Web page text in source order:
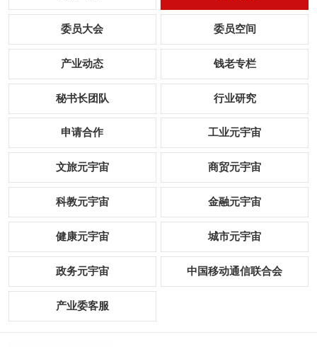
委员大会 委员空间
产业动态 钱老专栏
秘书长团队 行业研究
申请合作 工业元宇宙
文旅元宇宙 商贸元宇宙
科教元宇宙 金融元宇宙
健康元宇宙 城市元宇宙
政务元宇宙 中国移动通信联合会
产业委客服